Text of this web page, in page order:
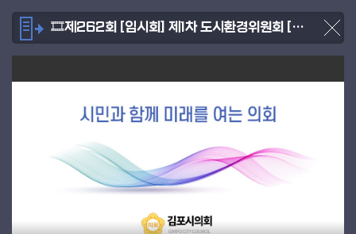
🎞제262회 [임시회] 제1차 도시환경위원회 [2025.10.21.]